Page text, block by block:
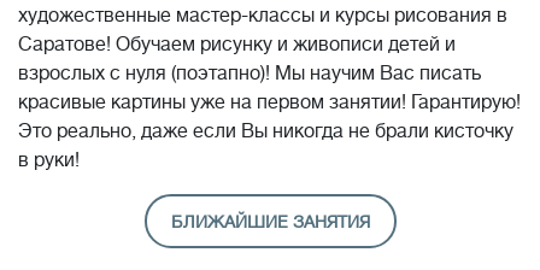
художественные мастер-классы и курсы рисования в
Саратове! Обучаем рисунку и живописи детей и
взрослых с нуля (поэтапно)! Мы научим Вас писать
красивые картины уже на первом занятии! Гарантирую!
Это реально, даже если Вы никогда не брали кисточку
в руки!
БЛИЖАЙШИЕ ЗАНЯТИЯ